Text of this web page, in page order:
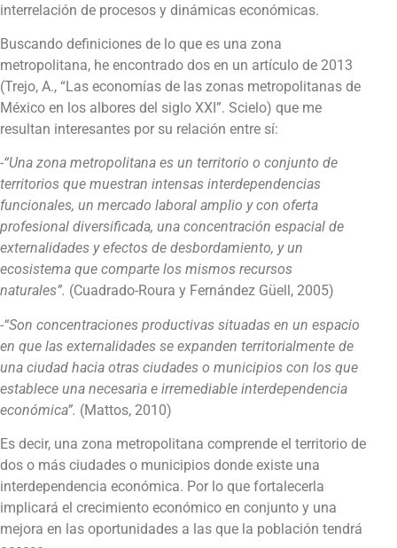
interrelación de procesos y dinámicas económicas.
Buscando definiciones de lo que es una zona
metropolitana, he encontrado dos en un artículo de 2013
(Trejo, A., “Las economías de las zonas metropolitanas de
México en los albores del siglo XXI”. Scielo) que me
resultan interesantes por su relación entre sí:
-“Una zona metropolitana es un territorio o conjunto de
territorios que muestran intensas interdependencias
funcionales, un mercado laboral amplio y con oferta
profesional diversificada, una concentración espacial de
externalidades y efectos de desbordamiento, y un
ecosistema que comparte los mismos recursos
naturales”. (Cuadrado-Roura y Fernández Güell, 2005)
-“Son concentraciones productivas situadas en un espacio
en que las externalidades se expanden territorialmente de
una ciudad hacia otras ciudades o municipios con los que
establece una necesaria e irremediable interdependencia
económica”. (Mattos, 2010)
Es decir, una zona metropolitana comprende el territorio de
dos o más ciudades o municipios donde existe una
interdependencia económica. Por lo que fortalecerla
implicará el crecimiento económico en conjunto y una
mejora en las oportunidades a las que la población tendrá